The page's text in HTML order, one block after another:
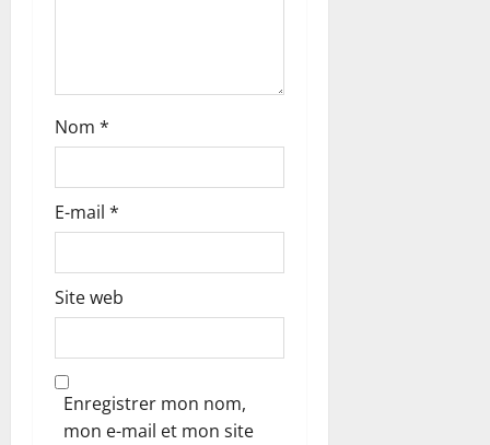
l
e
Nom *
E-mail *
Site web
Enregistrer mon nom,
mon e-mail et mon site